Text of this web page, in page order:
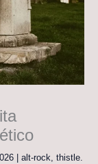
alt-rock, thistle.